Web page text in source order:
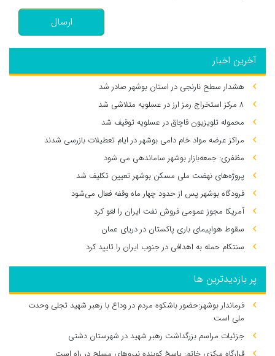
ارسال
آخرین اخبار
هشدار سطح نارنجی در استان بوشهر صادر شد
۸ مرکز استخراج رمز ارز در عسلویه متلاشی شد
محموله تلویزیون قاچاق در عسلویه توقیف شد
مراکز عرضه مواد خام دامی بوشهر در ایام تعطیلات بازرسی شدند
مظفری: جمعه‌بازار بوشهر ساماندهی می‌ شود
پروژه‌های نهضت ملی مسکن بوشهر تعیین تکلیف شد
فرودگاه بوشهر پس از حدود چهار ماه وقفه فعال می‌شود
آمریکا مجوز عمومی فروش نفت ایران را لغو کرد
سقوط هواپیمای باری پاکستان در دریای عمان
سنتکام حمله به اهدافی در جنوب ایران را تایید کرد
پر بازدیدترین ها
فرماندار بوشهر:حضور باشکوه مردم در وداع با رهبر شهید تجلی وحدت
ملی است
جزئیات مراسم بزرگداشت رهبر شهید در شهرستان دشتی